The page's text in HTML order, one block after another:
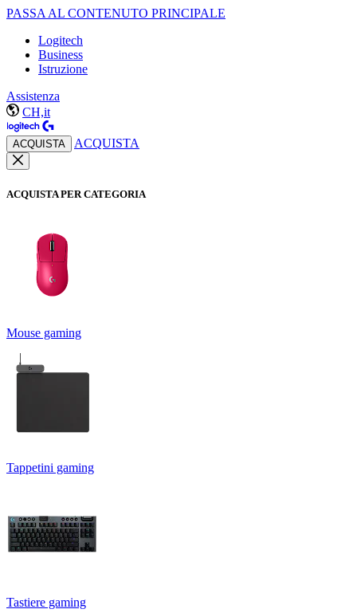
PASSA AL CONTENUTO PRINCIPALE
Logitech
Business
Istruzione
Assistenza
CH,it
ACQUISTA ACQUISTA
ACQUISTA PER CATEGORIA
Mouse gaming
Tappetini gaming
Tastiere gaming